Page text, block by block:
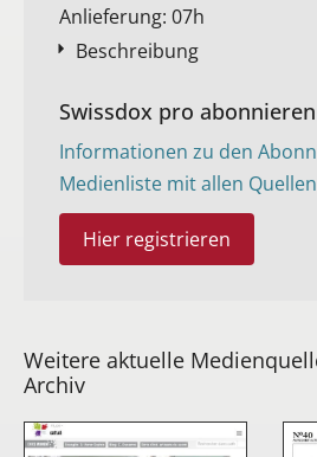
Anlieferung: 07h
Beschreibung
Swissdox pro abonnieren
Informationen zu den
Medienliste mit allen Quellen
Hier registrieren
Weitere aktuelle
Archiv